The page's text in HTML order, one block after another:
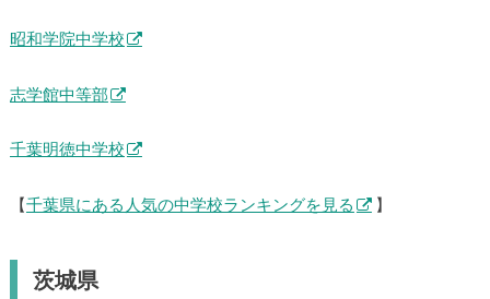
昭和学院中学校
志学館中等部
千葉明徳中学校
【 千葉県にある人気の中学校ランキングを見る 】
茨城県